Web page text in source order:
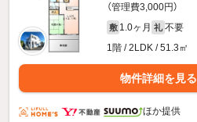
（管理費3,000円）
敷 1.0ヶ月 礼 不要
1階 / 2LDK / 51.3㎡
物件詳細を見る
ほか提供